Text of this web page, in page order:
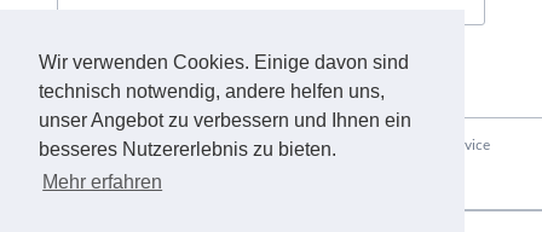
Wir verwenden Cookies. Einige davon sind
technisch notwendig, andere helfen uns,
unser Angebot zu verbessern und Ihnen ein
besseres Nutzererlebnis zu bieten.
Mehr erfahren
überspringen
Home Unternehmen Einsatzbereiche Service
Nachhaltigkeit